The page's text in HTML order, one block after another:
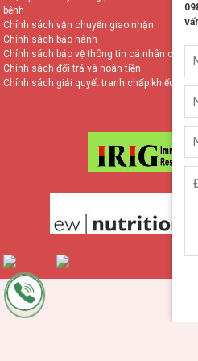
bệnh
Chính sách vận chuyển giao nhận
Chính sách bảo hành
Chính sách bảo vệ thông tin cá nhân của
Chính sách đổi trả và hoàn tiền
Chính sách giải quyết tranh chấp khiếu nại